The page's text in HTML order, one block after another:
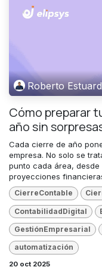
Roberto
Cómo preparar
año sin
Cada cierre de año
empresa. No solo se
punto cada área,
proyecciones
CierreContable
ContabilidadDigital
GestiónEmpresarial
automatización
20 oct 2025